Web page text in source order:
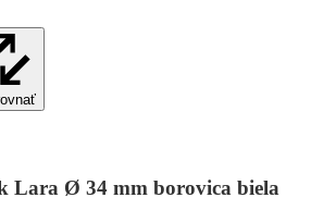
Lara Ø 34 mm borovica biela